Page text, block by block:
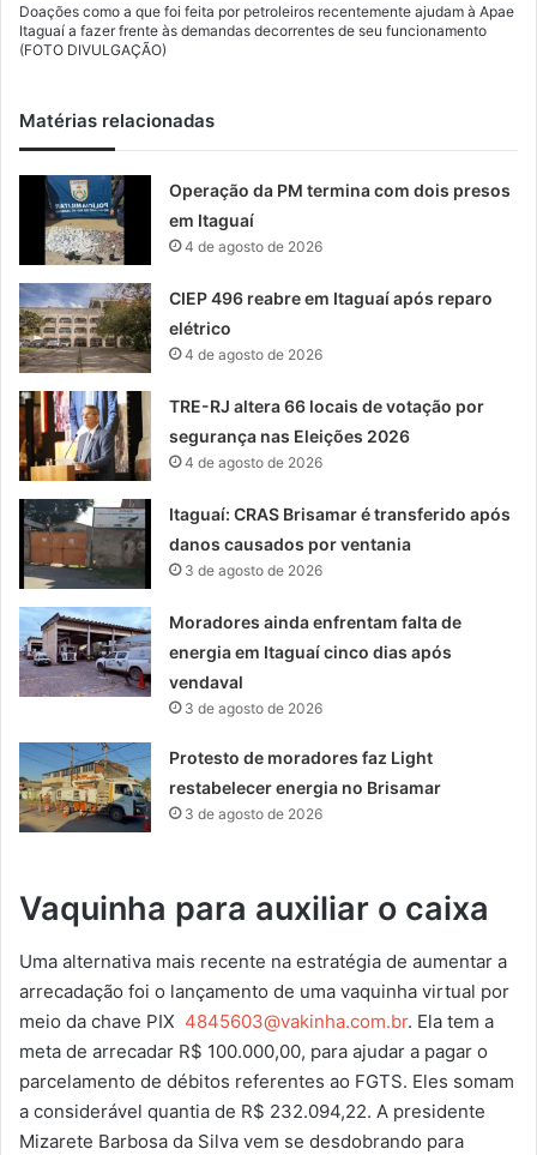
Doações como a que foi feita por petroleiros recentemente ajudam à Apae
Itaguaí a fazer frente às demandas decorrentes de seu funcionamento
(FOTO DIVULGAÇÃO)
Matérias relacionadas
Operação da PM termina com dois presos
em Itaguaí
4 de agosto de 2026
CIEP 496 reabre em Itaguaí após reparo
elétrico
4 de agosto de 2026
TRE-RJ altera 66 locais de votação por
segurança nas Eleições 2026
4 de agosto de 2026
Itaguaí: CRAS Brisamar é transferido após
danos causados por ventania
3 de agosto de 2026
Moradores ainda enfrentam falta de
energia em Itaguaí cinco dias após
vendaval
3 de agosto de 2026
Protesto de moradores faz Light
restabelecer energia no Brisamar
3 de agosto de 2026
Vaquinha para auxiliar o caixa
Uma alternativa mais recente na estratégia de aumentar a
arrecadação foi o lançamento de uma vaquinha virtual por
meio da chave PIX 4845603@vakinha.com.br. Ela tem a
meta de arrecadar R$ 100.000,00, para ajudar a pagar o
parcelamento de débitos referentes ao FGTS. Eles somam
a considerável quantia de R$ 232.094,22. A presidente
Mizarete Barbosa da Silva vem se desdobrando para